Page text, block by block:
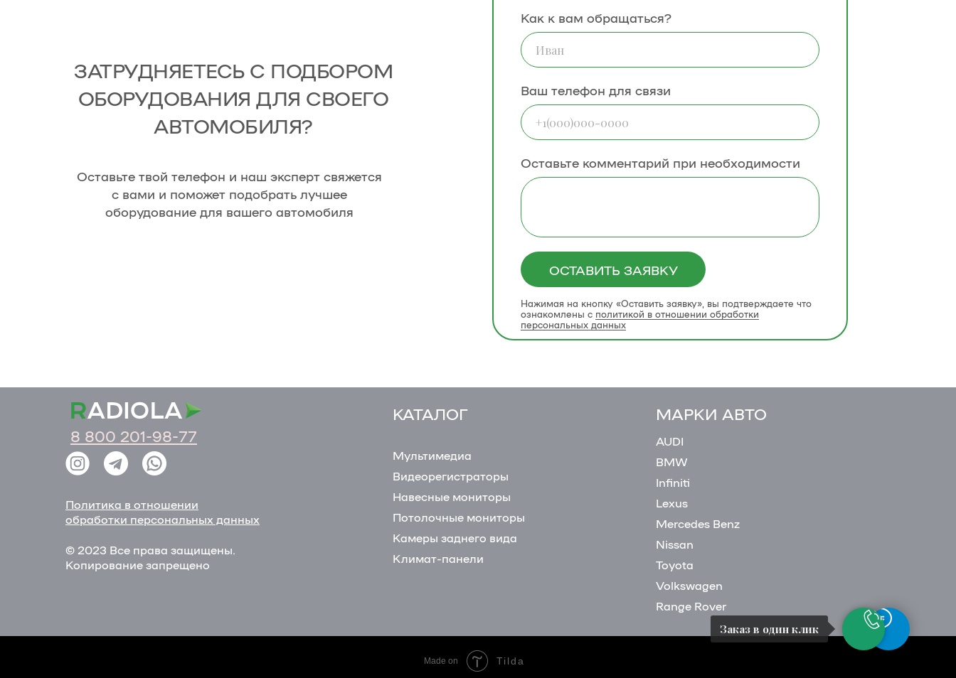
Как к вам обращаться?
Ваш телефон для связи
Оставьте комментарий при необходимости
ОСТАВИТЬ ЗАЯВКУ
Нажимая на кнопку «Оставить заявку», вы подтверждаете что
ознакомлены с политикой в отношении обработки
персональных данных
ЗАТРУДНЯЕТЕСЬ С ПОДБОРОМ
ОБОРУДОВАНИЯ ДЛЯ СВОЕГО
АВТОМОБИЛЯ?
Оставьте твой телефон и наш эксперт свяжется
с вами и поможет подобрать лучшее
оборудование для вашего автомобиля
КАТАЛОГ МАРКИ АВТО
Мультимедиа
Видеорегистраторы
Навесные мониторы
Потолочные мониторы
Камеры заднего вида
Климат-панели
AUDI
BMW
Infiniti
Lexus
Mercedes Benz
Nissan
Toyota
Volkswagen
Range Rover
Политика в отношении
обработки персональных данных
© 2023 Все права защищены.
Копирование запрещено
8 800 201-98-77
Заказ в один клик
Made on Tilda